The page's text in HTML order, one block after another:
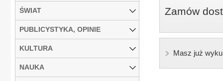
Zamów
Masz już
ŚWIAT
PUBLICYSTYKA, OPINIE
KULTURA
NAUKA